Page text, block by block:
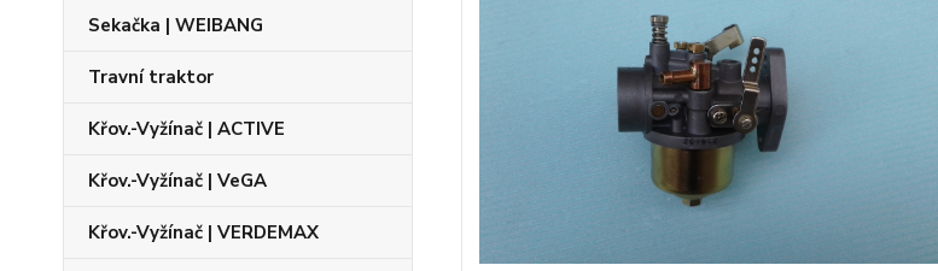
Sekačka | WEIBANG
Travní traktor
Křov.-Vyžínač | ACTIVE
Křov.-Vyžínač | VeGA
Křov.-Vyžínač | VERDEMAX